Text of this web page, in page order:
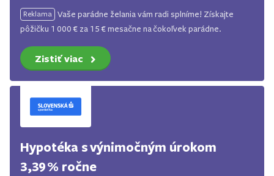
Reklama
Vaše parádne želania vám radi splníme! Získajte
pôžičku 1 000 € za 15 € mesačne na čokoľvek parádne.
Zistiť viac
Hypotéka s výnimočným úrokom
3,39 % ročne